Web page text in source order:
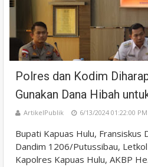
Polres dan Kodim
Gunakan Dana Hibah
ArtikelPublik 6/13/2024 01:22:00 PM
Bupati Kapuas Hulu, Fransiskus
Dandim 1206/Putussibau,
Kapolres Kapuas Hulu, AKBP